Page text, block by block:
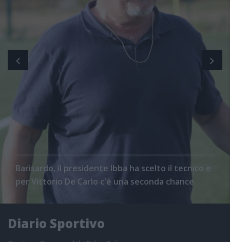
Barisardo, il presidente Ibba ha scelto il tecnico e
per Vittorio De Carlo c'è una seconda chance
Diario Sportivo